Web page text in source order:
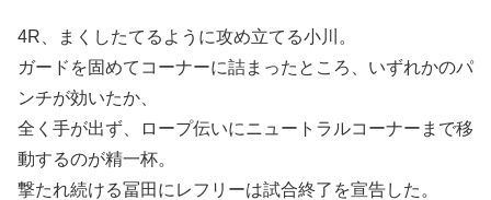
4R、まくしたてるように攻め立てる小川。
ガードを固めてコーナーに詰まったところ、いずれかのパ
ンチが効いたか、
全く手が出ず、ロープ伝いにニュートラルコーナーまで移
動するのが精一杯。
撃たれ続ける冨田にレフリーは試合終了を宣告した。